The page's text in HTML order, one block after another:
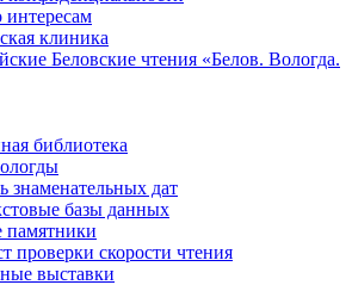
клиника
Беловские чтения «Белов. Вологда.
библиотека
знаменательных дат
базы данных
проверки скорости чтения
выставки